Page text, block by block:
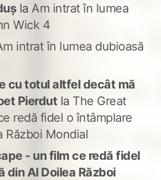
la Am intrat în lumea
Wick 4
intrat în lumea dubioasă
cu totul altfel decât mă
Pierdut la The Great
redă fidel o întâmplare
Război Mondial
- un film ce redă fidel
din Al Doilea Război